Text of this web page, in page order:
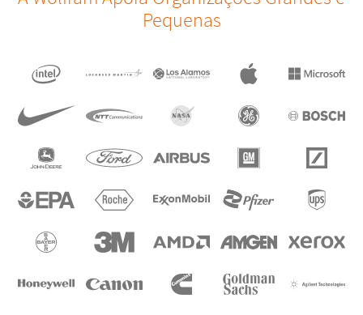
Pequenas